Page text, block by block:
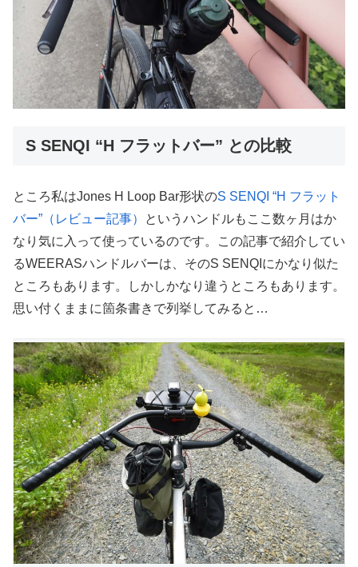
S SENQI “H フラットバー” との比較
ところ私はJones H Loop Bar形状のS SENQI “H フラット
バー”（レビュー記事）
というハンドルもここ数ヶ月はか
なり気に入って使っているのです。この記事で紹介してい
るWEERASハンドルバーは、そのS SENQIにかなり似た
ところもあります。しかしかなり違うところもあります。
思い付くままに箇条書きで列挙してみると…